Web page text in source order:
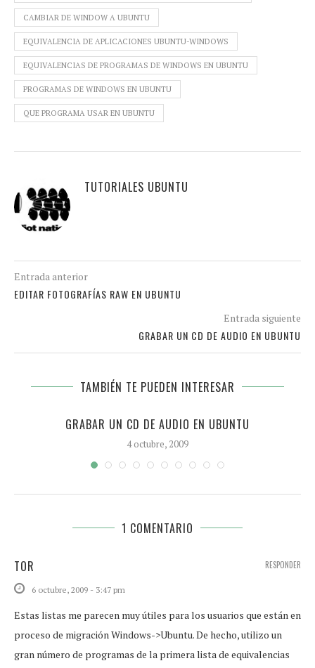
CAMBIAR DE WINDOW A UBUNTU
EQUIVALENCIA DE APLICACIONES UBUNTU-WINDOWS
EQUIVALENCIAS DE PROGRAMAS DE WINDOWS EN UBUNTU
PROGRAMAS DE WINDOWS EN UBUNTU
QUE PROGRAMA USAR EN UBUNTU
TUTORIALES UBUNTU
Entrada anterior
EDITAR FOTOGRAFÍAS RAW EN UBUNTU
Entrada siguiente
GRABAR UN CD DE AUDIO EN UBUNTU
TAMBIÉN TE PUEDEN INTERESAR
GRABAR UN CD DE AUDIO EN UBUNTU
4 octubre, 2009
1 COMENTARIO
TOR
6 octubre, 2009 - 3:47 pm
Estas listas me parecen muy útiles para los usuarios que están en
proceso de migración Windows->Ubuntu. De hecho, utilizo un
gran número de programas de la primera lista de equivalencias
RESPONDER